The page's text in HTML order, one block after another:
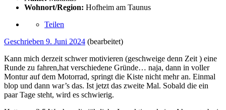
Wohnort/Region: Hofheim am Taunus
Teilen
Geschrieben 9. Juni 2024 (bearbeitet)
Kann mich derzeit schwer motivieren (geschweige denn Zeit ) eine
Runde zu fahren,hat verschiedene Gründe… naja, dann in voller
Montur auf dem Motorrad, springt die Kiste nicht mehr an. Einmal
blop und dann war’s das. Ist jetzt das zweite Mal. Sobald die ein
paar Tage steht, wird es schwierig.